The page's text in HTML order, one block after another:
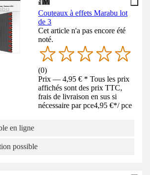
Couteaux à effets Marabu lot
de 3
Cet article n'a pas encore été
noté.
(0)
Prix — 4,95 € * Tous les prix
affichés sont des prix TTC,
frais de livraison en sus si
nécessaire par pce4,95 €*/ pce
en ligne
possible